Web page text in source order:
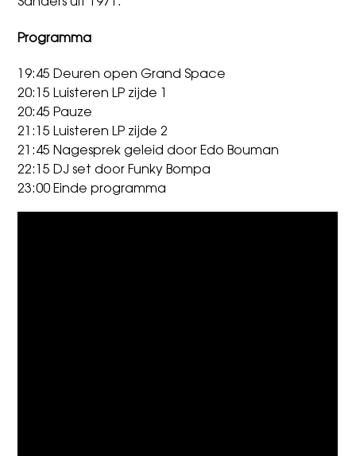
Sanders uit 1971.
Programma
19:45 Deuren open Grand Space
20:15 Luisteren LP zijde 1
20:45 Pauze
21:15 Luisteren LP zijde 2
21:45 Nagesprek geleid door Edo Bouman
22:15 DJ set door Funky Bompa
23:00 Einde programma